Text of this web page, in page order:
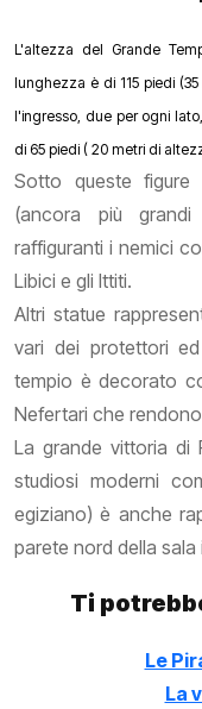
L'altezza del Grande
lunghezza è di 115 piedi
l'ingresso, due per ogni
di 65 piedi ( 20 metri di
Sotto queste
(ancora più
raffiguranti i nemici
Libici e gli Ittiti.
Altri statue
vari dei protettori
tempio è decorato
Nefertari che
La grande vittoria di
studiosi moderni
egiziano) è anche
parete nord della sala
Ti
Le
La